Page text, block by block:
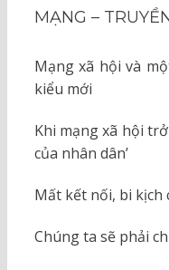
MẠNG –
Mạng xã hội và
kiểu mới
Khi mạng xã hội
của nhân dân’
Mất kết nối, bi kịch
Chúng ta sẽ phải